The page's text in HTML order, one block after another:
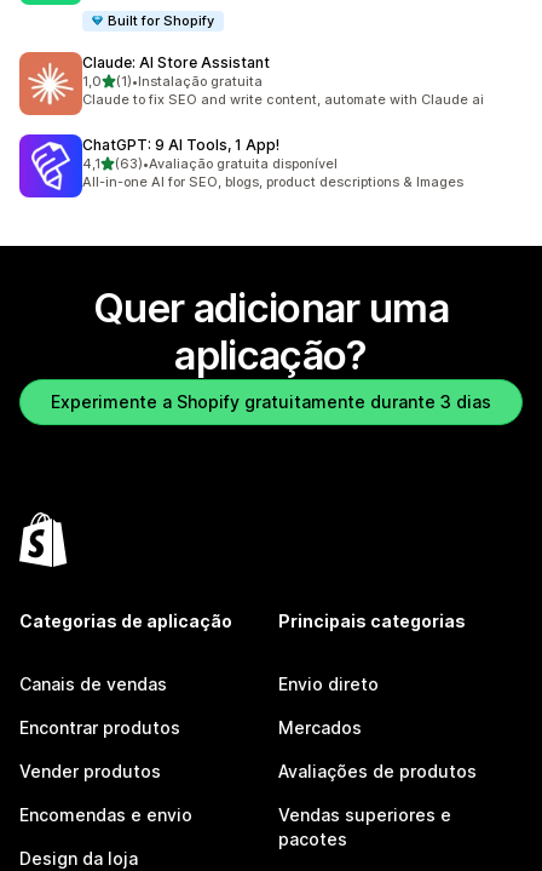
Built for Shopify
Claude: AI Store Assistant
1,0de 5 estrelas
(1)
1 total de avaliações
•Instalação gratuita
Claude to fix SEO and write content, automate with Claude ai
ChatGPT: 9 AI Tools, 1 App!
4,1de 5 estrelas
(63)
63 total de avaliações
•Avaliação gratuita disponível
All-in-one AI for SEO, blogs, product descriptions & Images
Quer adicionar uma
aplicação?
Experimente a Shopify gratuitamente durante 3 dias
Categorias de aplicação
Canais de vendas
Encontrar produtos
Vender produtos
Encomendas e envio
Design da loja
Principais categorias
Envio direto
Mercados
Avaliações de produtos
Vendas superiores e
pacotes